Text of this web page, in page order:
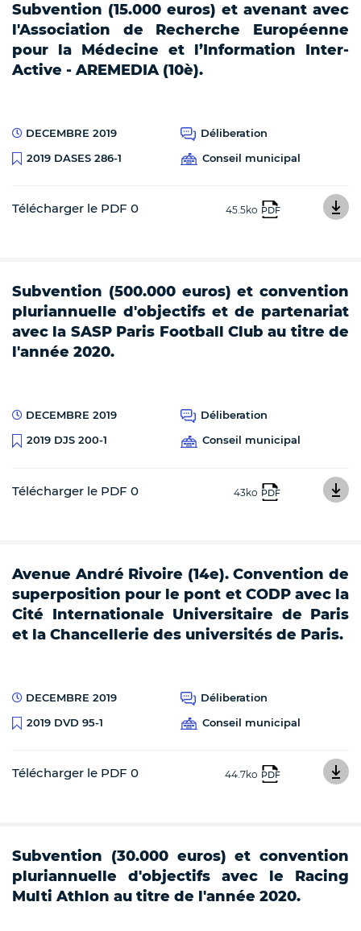
Subvention (15.000 euros) et avenant avec
l'Association de Recherche Européenne
pour la Médecine et l’Information Inter-
Active - AREMEDIA (10è).
DECEMBRE 2019
Déliberation
2019 DASES 286-1
Conseil municipal
Télécharger le PDF 0 45.5ko PDF
Subvention (500.000 euros) et convention
pluriannuelle d'objectifs et de partenariat
avec la SASP Paris Football Club au titre de
l'année 2020.
DECEMBRE 2019
Déliberation
2019 DJS 200-1
Conseil municipal
Télécharger le PDF 0 43ko PDF
Avenue André Rivoire (14e). Convention de
superposition pour le pont et CODP avec la
Cité Internationale Universitaire de Paris
et la Chancellerie des universités de Paris.
DECEMBRE 2019
Déliberation
2019 DVD 95-1
Conseil municipal
Télécharger le PDF 0 44.7ko PDF
Subvention (30.000 euros) et convention
pluriannuelle d'objectifs avec le Racing
Multi Athlon au titre de l'année 2020.